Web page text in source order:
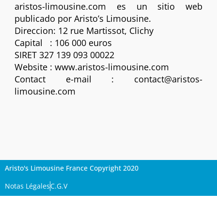
aristos-limousine.com es un sitio web
publicado por Aristo’s Limousine.
Direccion: 12 rue Martissot, Clichy
Capital : 106 000 euros
SIRET 327 139 093 00022
Website : www.aristos-limousine.com
Contact e-mail : contact@aristos-
limousine.com
Aristo's Limousine France Copyright 2020
Notas LégalesC.G.V